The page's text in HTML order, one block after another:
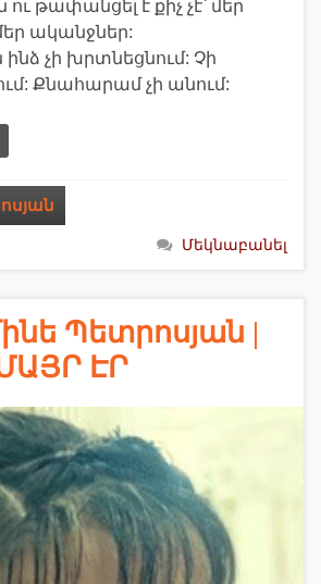
թափանցել է քիչ չէ՝ մեր
ականջներ:
չի խրտնեցնում: Չի
Քնահարամ չի անում:
Մեկնաբանել
Պետրոսյան |
ԷՐ